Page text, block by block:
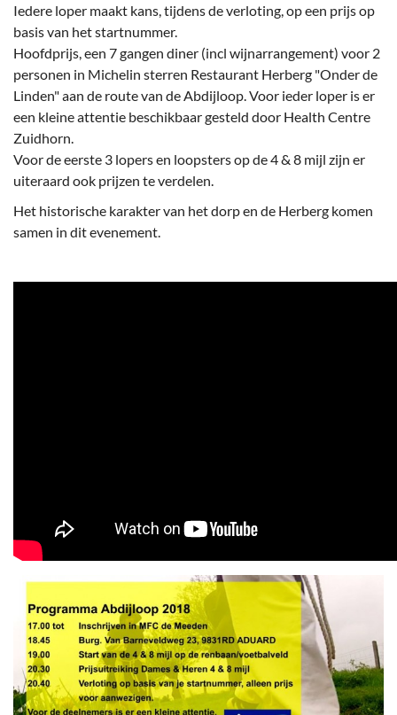
Iedere loper maakt kans, tijdens de verloting, op een prijs op
basis van het startnummer.
Hoofdprijs, een 7 gangen diner (incl wijnarrangement) voor 2
personen in Michelin sterren Restaurant Herberg "Onder de
Linden" aan de route van de Abdijloop. Voor ieder loper is er
een kleine attentie beschikbaar gesteld door Health Centre
Zuidhorn.
Voor de eerste 3 lopers en loopsters op de 4 & 8 mijl zijn er
uiteraard ook prijzen te verdelen.
Het historische karakter van het dorp en de Herberg komen
samen in dit evenement.